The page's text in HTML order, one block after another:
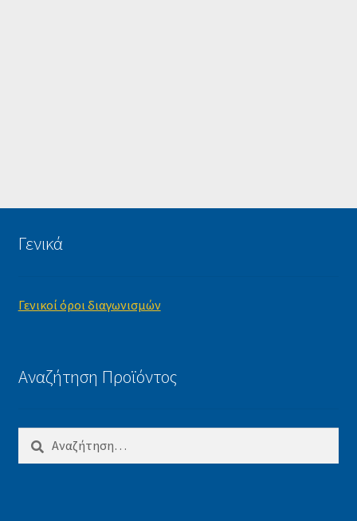
Γενικά
Γενικοί όροι διαγωνισμών
Αναζήτηση Προϊόντος
Αναζήτηση